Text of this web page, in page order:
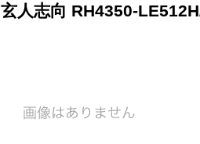
玄人志向 RH4350-